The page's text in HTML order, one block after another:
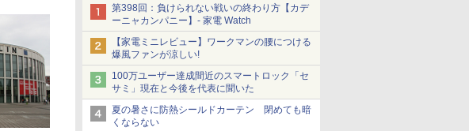
第398回：負けられない戦いの終わり方【カデ
ーニャカンパニー】- 家電 Watch
【家電ミニレビュー】ワークマンの腰につける
爆風ファンが涼しい!
100万ユーザー達成間近のスマートロック「セ
サミ」現在と今後を代表に聞いた
夏の暑さに防熱シールドカーテン 閉めても暗
くならない